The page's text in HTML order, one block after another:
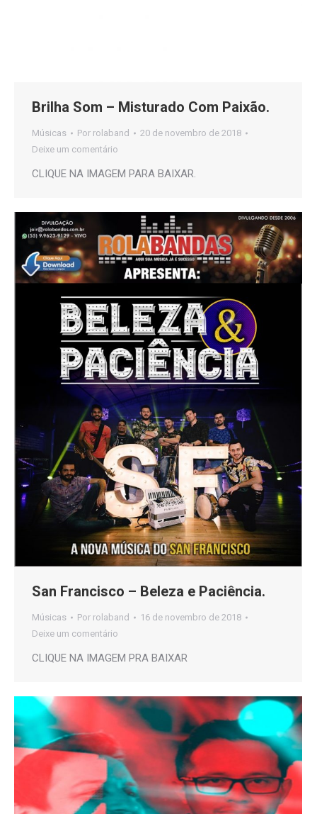
Brilha Som – Misturado Com Paixão.
Músicas Por rolaband
20 de novembro de 2018
Deixe um comentário
CLIQUE NA IMAGEM PARA BAIXAR.
San Francisco – Beleza e Paciência.
Músicas Por rolaband
16 de novembro de 2018
Deixe um comentário
CLIQUE NA IMAGEM PRA BAIXAR